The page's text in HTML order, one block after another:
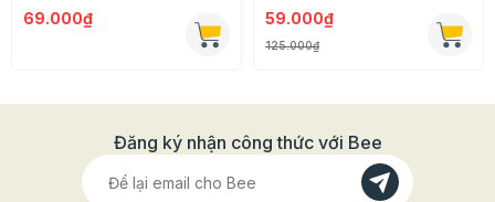
69.000₫ 59.000₫
125.000₫
Đăng ký nhận công thức với Bee